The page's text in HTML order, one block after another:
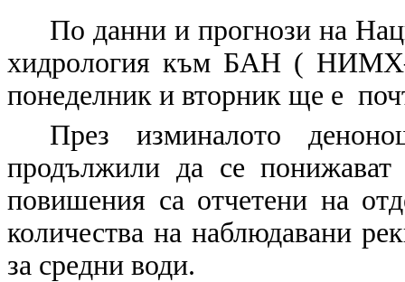
По данни и прогнози на
хидрология към БАН (
понеделник и вторник ще е
През изминалото
продължили да се
повишения са отчетени на
количества на наблюдавани
за средни води.